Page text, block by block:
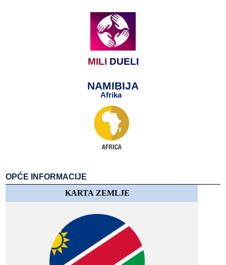
MILI DUELI
NAMIBIJA
Afrika​​
OPĆE​​ INFORMACIJE
KARTA​​ ZEMLJE